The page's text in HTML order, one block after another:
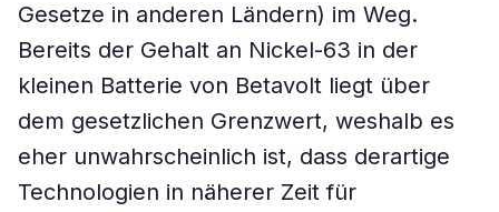
Gesetze in anderen Ländern) im Weg.
Bereits der Gehalt an Nickel-63 in der
kleinen Batterie von Betavolt liegt über
dem gesetzlichen Grenzwert, weshalb es
eher unwahrscheinlich ist, dass derartige
Technologien in näherer Zeit für